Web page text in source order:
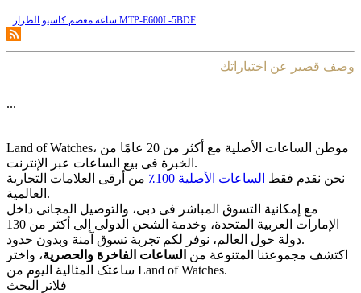
ساعة معصم کاسیو الطراز MTP-E600L-5BDF
وصف قصير عن اختياراتك
...
Land of Watches، موطن الساعات الأصلیة مع أکثر من 20 عامًا من
الخبرة فی بیع الساعات عبر الإنترنت.
نحن نقدم فقط الساعات الأصلیة 100٪
من أرقى العلامات التجاریة
العالمیة.
مع إمکانیة التسوق المباشر فی دبی، والتوصیل المجانی داخل
الإمارات العربیة المتحدة، وخدمة الشحن الدولی إلى أکثر من 130
دولة حول العالم، نوفر لکم تجربة تسوق آمنة وبدون حدود.
اکتشف مجموعتنا المتنوعة من الساعات الفاخرة والحصریة، واختر
ساعتک المثالیة الیوم من Land of Watches.
فلاتر البحث